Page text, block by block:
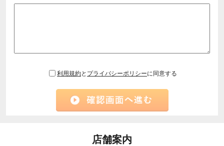
利用規約と プライバシーポリシーに同意する
店舗案内